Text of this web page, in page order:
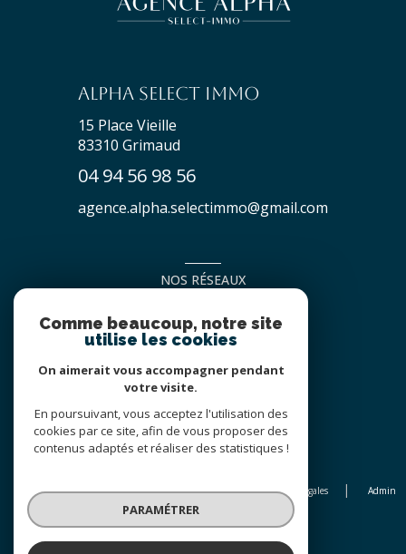
Alpha Select Immo
15 Place Vieille
83310 Grimaud
04 94 56 98 56
agence.alpha.selectimmo@gmail.com
NOS RÉSEAUX
NOUS SUIVRE
Nos honoraires
Nos partenaires Mentions légales
Admin
Politique RGPD
Cookies
Comme beaucoup, notre site
utilise les cookies
On aimerait vous accompagner pendant
votre visite.
En poursuivant, vous acceptez l'utilisation des
cookies par ce site, afin de vous proposer des
contenus adaptés et réaliser des statistiques !
PARAMÉTRER